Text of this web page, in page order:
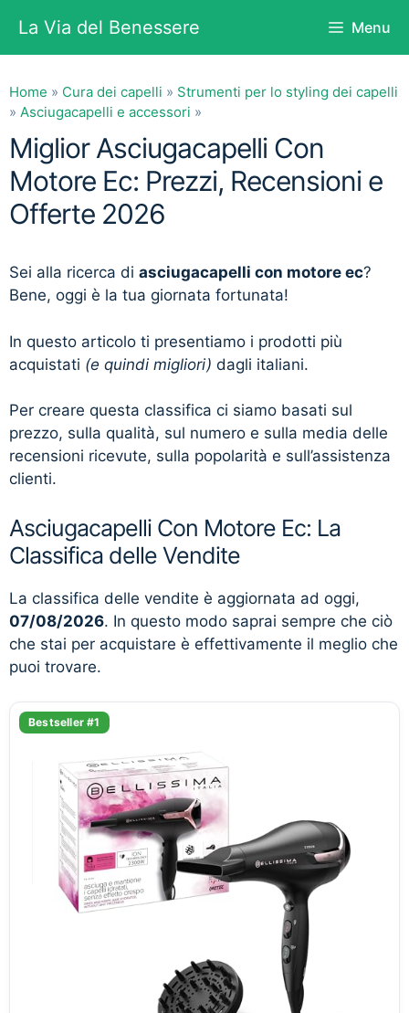
contenuto
La Via del Benessere Menu
Home » Cura dei capelli » Strumenti per lo styling dei capelli
» Asciugacapelli e accessori »
Miglior Asciugacapelli Con
Motore Ec: Prezzi, Recensioni e
Offerte 2026
Sei alla ricerca di asciugacapelli con motore ec?
Bene, oggi è la tua giornata fortunata!
In questo articolo ti presentiamo i prodotti più
acquistati (e quindi migliori) dagli italiani.
Per creare questa classifica ci siamo basati sul
prezzo, sulla qualità, sul numero e sulla media delle
recensioni ricevute, sulla popolarità e sull’assistenza
clienti.
Asciugacapelli Con Motore Ec: La
Classifica delle Vendite
La classifica delle vendite è aggiornata ad oggi,
07/08/2026. In questo modo saprai sempre che ciò
che stai per acquistare è effettivamente il meglio che
puoi trovare.
Bestseller #1